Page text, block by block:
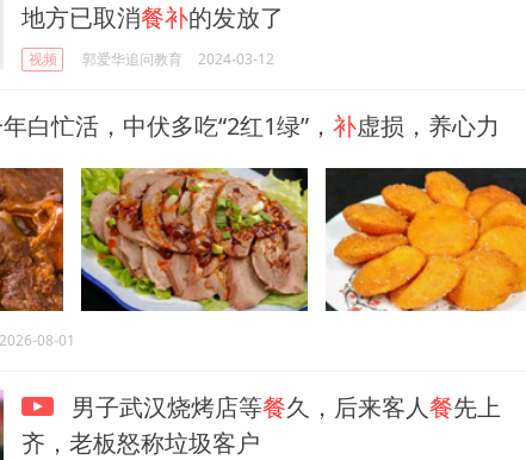
地方已取消餐补的发放了
视频 郭爱华追问教育 2024-03-12
白忙活，中伏多吃“2红1绿”， 补虚损，养心力
2026-08-01
男子武汉烧烤店等餐久，后来客人餐先上
齐，老板怒称垃圾客户